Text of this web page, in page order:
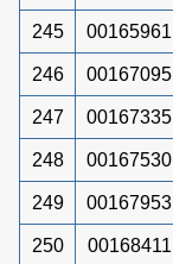
245 00165961
246 00167095
247 00167335
248 00167530
249 00167953
250 00168411